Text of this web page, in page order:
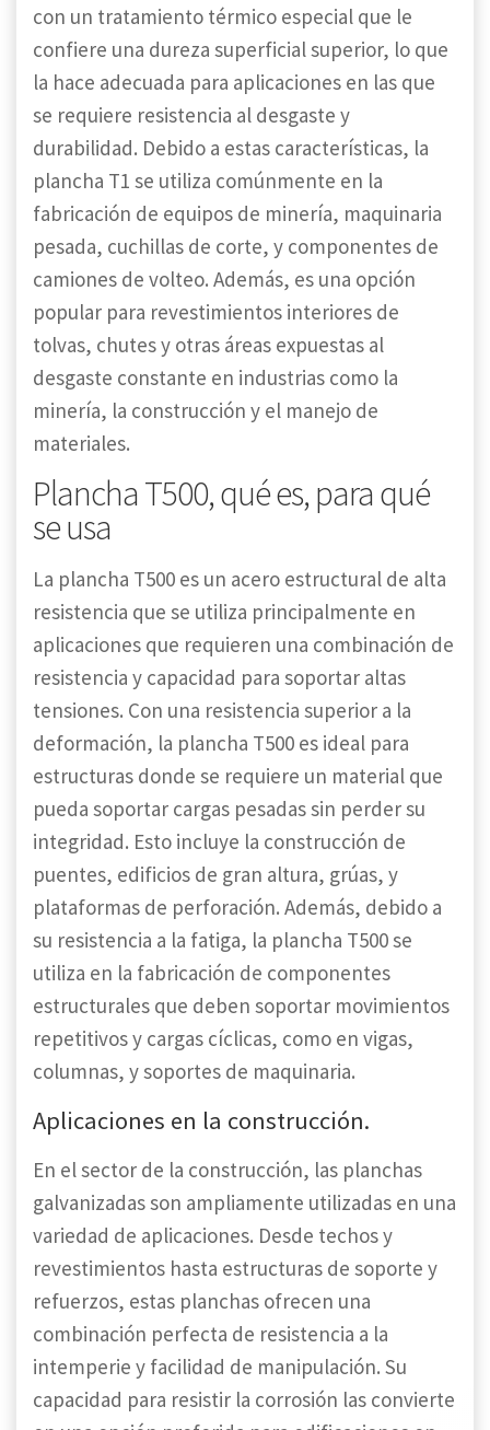
con un tratamiento térmico especial que le
confiere una dureza superficial superior, lo que
la hace adecuada para aplicaciones en las que
se requiere resistencia al desgaste y
durabilidad. Debido a estas características, la
plancha T1 se utiliza comúnmente en la
fabricación de equipos de minería, maquinaria
pesada, cuchillas de corte, y componentes de
camiones de volteo. Además, es una opción
popular para revestimientos interiores de
tolvas, chutes y otras áreas expuestas al
desgaste constante en industrias como la
minería, la construcción y el manejo de
materiales.
Plancha T500, qué es, para qué
se usa
La plancha T500 es un acero estructural de alta
resistencia que se utiliza principalmente en
aplicaciones que requieren una combinación de
resistencia y capacidad para soportar altas
tensiones. Con una resistencia superior a la
deformación, la plancha T500 es ideal para
estructuras donde se requiere un material que
pueda soportar cargas pesadas sin perder su
integridad. Esto incluye la construcción de
puentes, edificios de gran altura, grúas, y
plataformas de perforación. Además, debido a
su resistencia a la fatiga, la plancha T500 se
utiliza en la fabricación de componentes
estructurales que deben soportar movimientos
repetitivos y cargas cíclicas, como en vigas,
columnas, y soportes de maquinaria.
Aplicaciones en la construcción.
En el sector de la construcción, las planchas
galvanizadas son ampliamente utilizadas en una
variedad de aplicaciones. Desde techos y
revestimientos hasta estructuras de soporte y
refuerzos, estas planchas ofrecen una
combinación perfecta de resistencia a la
intemperie y facilidad de manipulación. Su
capacidad para resistir la corrosión las convierte